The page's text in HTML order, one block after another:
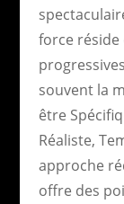
force réside
souvent la
être
Réaliste,
approche
offre des